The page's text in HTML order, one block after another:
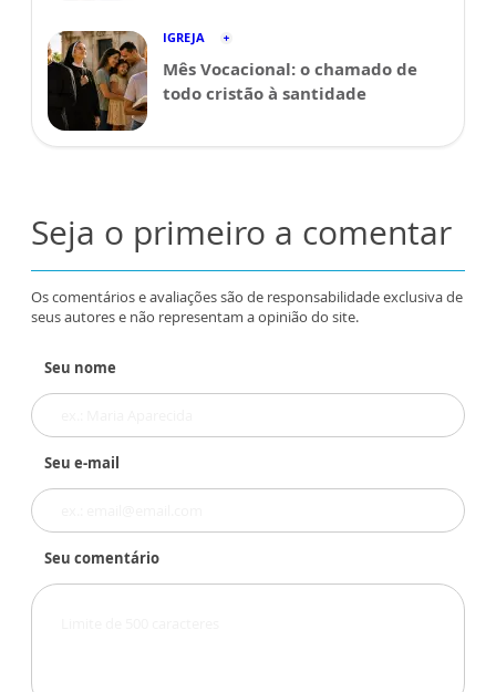
IGREJA
Mês Vocacional: o chamado de
todo cristão à santidade
Seja o primeiro a comentar
Os comentários e avaliações são de responsabilidade exclusiva de
seus autores e não representam a opinião do site.
Seu nome
Seu e-mail
Seu comentário